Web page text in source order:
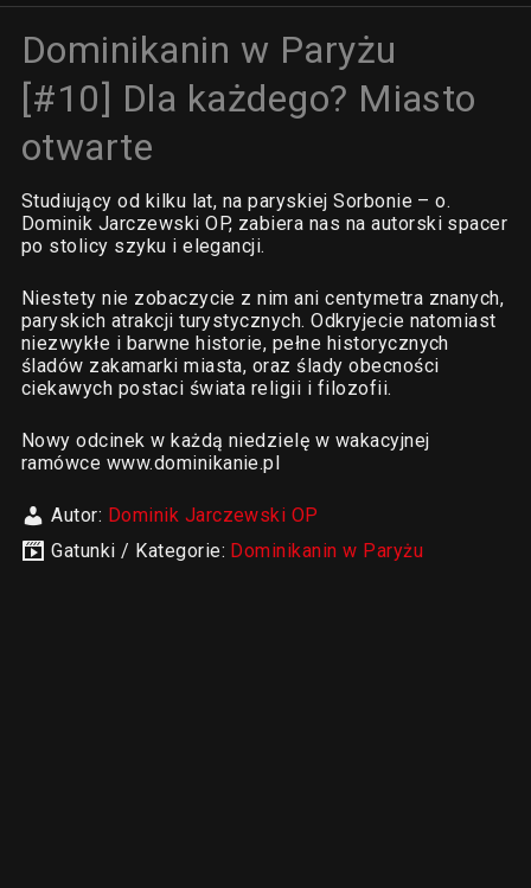
Dominikanin w Paryżu
[#10] Dla każdego? Miasto
otwarte
Studiujący od kilku lat, na paryskiej Sorbonie – o.
Dominik Jarczewski OP, zabiera nas na autorski spacer
po stolicy szyku i elegancji.
Niestety nie zobaczycie z nim ani centymetra znanych,
paryskich atrakcji turystycznych. Odkryjecie natomiast
niezwykłe i barwne historie, pełne historycznych
śladów zakamarki miasta, oraz ślady obecności
ciekawych postaci świata religii i filozofii.
Nowy odcinek w każdą niedzielę w wakacyjnej
ramówce www.dominikanie.pl
Autor: Dominik Jarczewski OP
Gatunki / Kategorie: Dominikanin w Paryżu